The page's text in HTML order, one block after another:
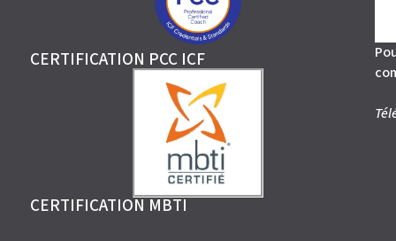
CERTIFICATION PCC ICF
CERTIFICATION MBTI